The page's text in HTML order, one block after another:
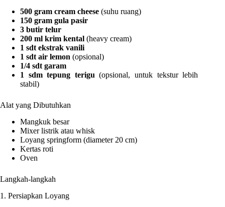
500 gram cream cheese (suhu ruang)
150 gram gula pasir
3 butir telur
200 ml krim kental (heavy cream)
1 sdt ekstrak vanili
1 sdt air lemon (opsional)
1/4 sdt garam
1 sdm tepung terigu (opsional, untuk tekstur lebih
stabil)
Alat yang Dibutuhkan
Mangkuk besar
Mixer listrik atau whisk
Loyang springform (diameter 20 cm)
Kertas roti
Oven
Langkah-langkah
1. Persiapkan Loyang